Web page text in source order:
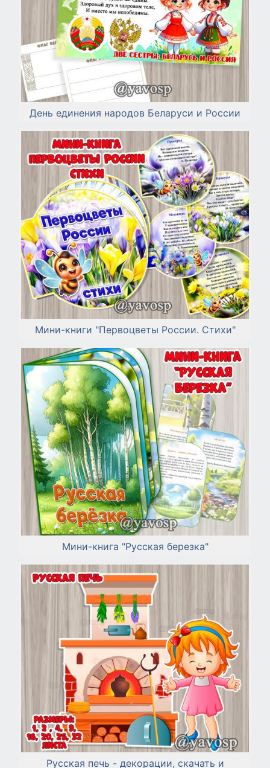
День единения народов Беларуси и России
Мини-книги "Первоцветы России. Стихи"
Мини-книга "Русская березка"
Русская печь - декорации, скачать и